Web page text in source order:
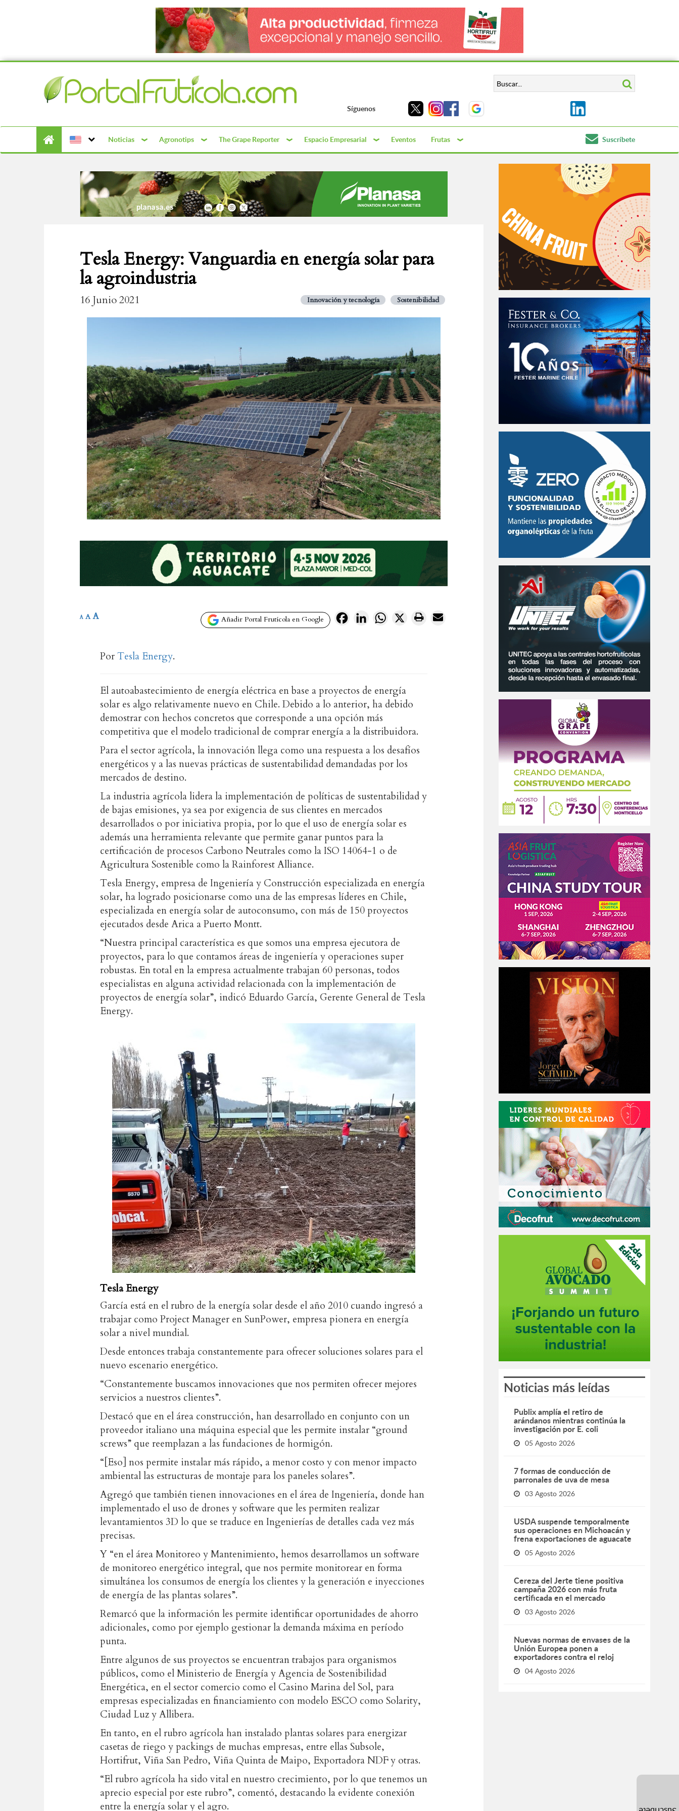
Síguenos
Noticias Agronotips The Grape Reporter Espacio Empresarial Eventos Frutas Suscríbete
Tesla Energy: Vanguardia en energía solar para
la agroindustria
16 Junio 2021 Innovación y tecnología Sostenibilidad
Añadir Portal Frutícola en Google FacebookLinkedInWhatsApp
X
A A A
PorTesla Energy.
El autoabastecimiento de energía eléctrica en base a proyectos de energía
solar es algo relativamente nuevo en Chile. Debido a lo anterior, ha debido
demostrar con hechos concretos que corresponde a una opción más
competitiva que el modelo tradicional de comprar energía a la distribuidora.
Para el sector agrícola, la innovación llega como una respuesta a los desafíos
energéticos y a las nuevas prácticas de sustentabilidad demandadas por los
mercados de destino.
La industria agrícola lidera la implementación de políticas de sustentabilidad y
de bajas emisiones, ya sea por exigencia de sus clientes en mercados
desarrollados o por iniciativa propia, por lo que el uso de energía solar es
además una herramienta relevante que permite ganar puntos para la
certificación de procesos Carbono Neutrales como la ISO 14064-1 o de
Agricultura Sostenible como la Rainforest Alliance.
Tesla Energy, empresa de Ingeniería y Construcción especializada en energía
solar, ha logrado posicionarse como una de las empresas líderes en Chile,
especializada en energía solar de autoconsumo, con más de 150 proyectos
ejecutados desde Arica a Puerto Montt.
“Nuestra principal característica es que somos una empresa ejecutora de
proyectos, para lo que contamos áreas de ingeniería y operaciones super
robustas. En total en la empresa actualmente trabajan 60 personas, todos
especialistas en alguna actividad relacionada con la implementación de
proyectos de energía solar”, indicó Eduardo García, Gerente General de Tesla
Energy.
Tesla Energy
García está en el rubro de la energía solar desde el año 2010 cuando ingresó a
trabajar como Project Manager en SunPower, empresa pionera en energía
solar a nivel mundial.
Desde entonces trabaja constantemente para ofrecer soluciones solares para el
nuevo escenario energético.
“Constantemente buscamos innovaciones que nos permiten ofrecer mejores
servicios a nuestros clientes”.
Destacó que en el área construcción, han desarrollado en conjunto con un
proveedor italiano una máquina especial que les permite instalar “ground
screws” que reemplazan a las fundaciones de hormigón.
“[Eso] nos permite instalar más rápido, a menor costo y con menor impacto
ambiental las estructuras de montaje para los paneles solares”.
Agregó que también tienen innovaciones en el área de Ingeniería, donde han
implementado el uso de drones y software que les permiten realizar
levantamientos 3D lo que se traduce en Ingenierías de detalles cada vez más
precisas.
Y “en el área Monitoreo y Mantenimiento, hemos desarrollamos un software
de monitoreo energético integral, que nos permite monitorear en forma
simultánea los consumos de energía los clientes y la generación e inyecciones
de energía de las plantas solares”.
Remarcó que la información les permite identificar oportunidades de ahorro
adicionales, como por ejemplo gestionar la demanda máxima en período
punta.
Entre algunos de sus proyectos se encuentran trabajos para organismos
públicos, como el Ministerio de Energía y Agencia de Sostenibilidad
Energética, en el sector comercio como el Casino Marina del Sol, para
empresas especializadas en financiamiento con modelo ESCO como Solarity,
Ciudad Luz y Allibera.
En tanto, en el rubro agrícola han instalado plantas solares para energizar
casetas de riego y packings de muchas empresas, entre ellas Subsole,
Hortifrut, Viña San Pedro, Viña Quinta de Maipo, Exportadora NDF y otras.
“El rubro agrícola ha sido vital en nuestro crecimiento, por lo que tenemos un
aprecio especial por este rubro”, comentó, destacando la evidente conexión
entre la energía solar y el agro.
Noticias más leídas
Publix amplía el retiro de
arándanos mientras continúa la
investigación por E. coli
05 Agosto 2026
7 formas de conducción de
parronales de uva de mesa
03 Agosto 2026
USDA suspende temporalmente
sus operaciones en Michoacán y
frena exportaciones de aguacate
05 Agosto 2026
Cereza del Jerte tiene positiva
campaña 2026 con más fruta
certificada en el mercado
03 Agosto 2026
Nuevas normas de envases de la
Unión Europea ponen a
exportadores contra el reloj
04 Agosto 2026